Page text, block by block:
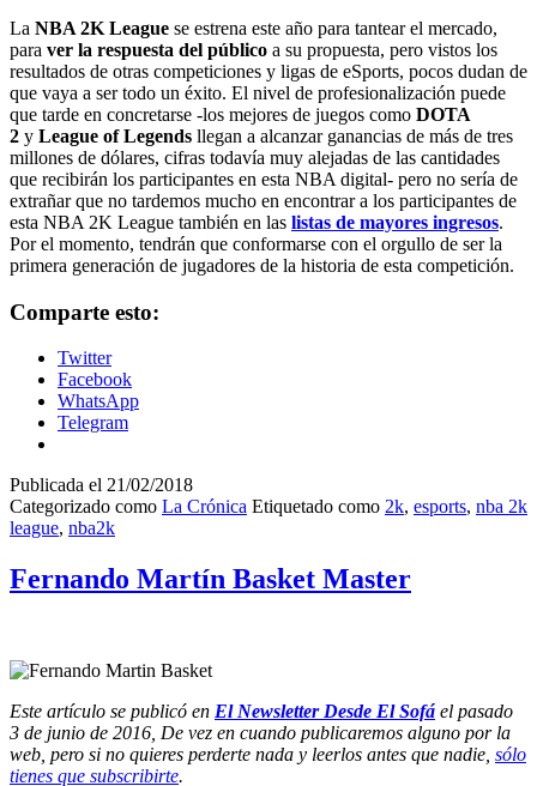
La NBA 2K League se estrena este año para tantear el mercado,
para ver la respuesta del público a su propuesta, pero vistos los
resultados de otras competiciones y ligas de eSports, pocos dudan de
que vaya a ser todo un éxito. El nivel de profesionalización puede
que tarde en concretarse -los mejores de juegos como DOTA
2 y League of Legends llegan a alcanzar ganancias de más de tres
millones de dólares, cifras todavía muy alejadas de las cantidades
que recibirán los participantes en esta NBA digital- pero no sería de
extrañar que no tardemos mucho en encontrar a los participantes de
esta NBA 2K League también en las listas de mayores ingresos.
Por el momento, tendrán que conformarse con el orgullo de ser la
primera generación de jugadores de la historia de esta competición.
Comparte esto:
Twitter
Facebook
WhatsApp
Telegram
Publicada el 21/02/2018
Categorizado como La Crónica Etiquetado como 2k, esports, nba 2k
league, nba2k
Fernando Martín Basket Master
Este artículo se publicó en El Newsletter Desde El Sofá el pasado
3 de junio de 2016, De vez en cuando publicaremos alguno por la
web, pero si no quieres perderte nada y leerlos antes que nadie, sólo
tienes que subscribirte.